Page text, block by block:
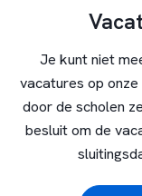
Je kunt niet
vacatures op
door de scholen
besluit om de